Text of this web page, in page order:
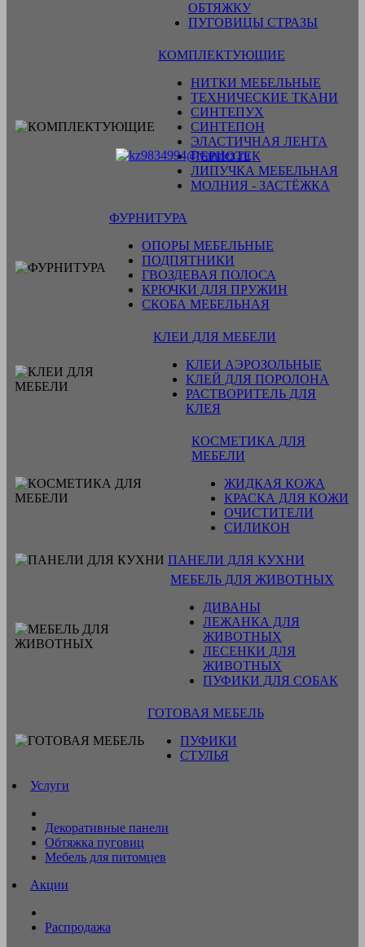
ОБТЯЖКУ
ПУГОВИЦЫ СТРАЗЫ
КОМПЛЕКТУЮЩИЕ
НИТКИ МЕБЕЛЬНЫЕ
ТЕХНИЧЕСКИЕ ТКАНИ
СИНТЕПУХ
СИНТЕПОН
ЭЛАСТИЧНАЯ ЛЕНТА
ПЕРИОТЕК
ЛИПУЧКА МЕБЕЛЬНАЯ
МОЛНИЯ - ЗАСТЁЖКА
ФУРНИТУРА
ОПОРЫ МЕБЕЛЬНЫЕ
ПОДПЯТНИКИ
ГВОЗДЕВАЯ ПОЛОСА
КРЮЧКИ ДЛЯ ПРУЖИН
СКОБА МЕБЕЛЬНАЯ
КЛЕИ ДЛЯ МЕБЕЛИ
КЛЕИ АЭРОЗОЛЬНЫЕ
КЛЕЙ ДЛЯ ПОРОЛОНА
РАСТВОРИТЕЛЬ ДЛЯ
КЛЕЯ
КОСМЕТИКА ДЛЯ
МЕБЕЛИ
ЖИДКАЯ КОЖА
КРАСКА ДЛЯ КОЖИ
ОЧИСТИТЕЛИ
СИЛИКОН
ПАНЕЛИ ДЛЯ КУХНИ
МЕБЕЛЬ ДЛЯ ЖИВОТНЫХ
ДИВАНЫ
ЛЕЖАНКА ДЛЯ
ЖИВОТНЫХ
ЛЕСЕНКИ ДЛЯ
ЖИВОТНЫХ
ПУФИКИ ДЛЯ СОБАК
ГОТОВАЯ МЕБЕЛЬ
ПУФИКИ
СТУЛЬЯ
Услуги
Декоративные панели
Обтяжка пуговиц
Мебель для питомцев
Акции
Распродажа